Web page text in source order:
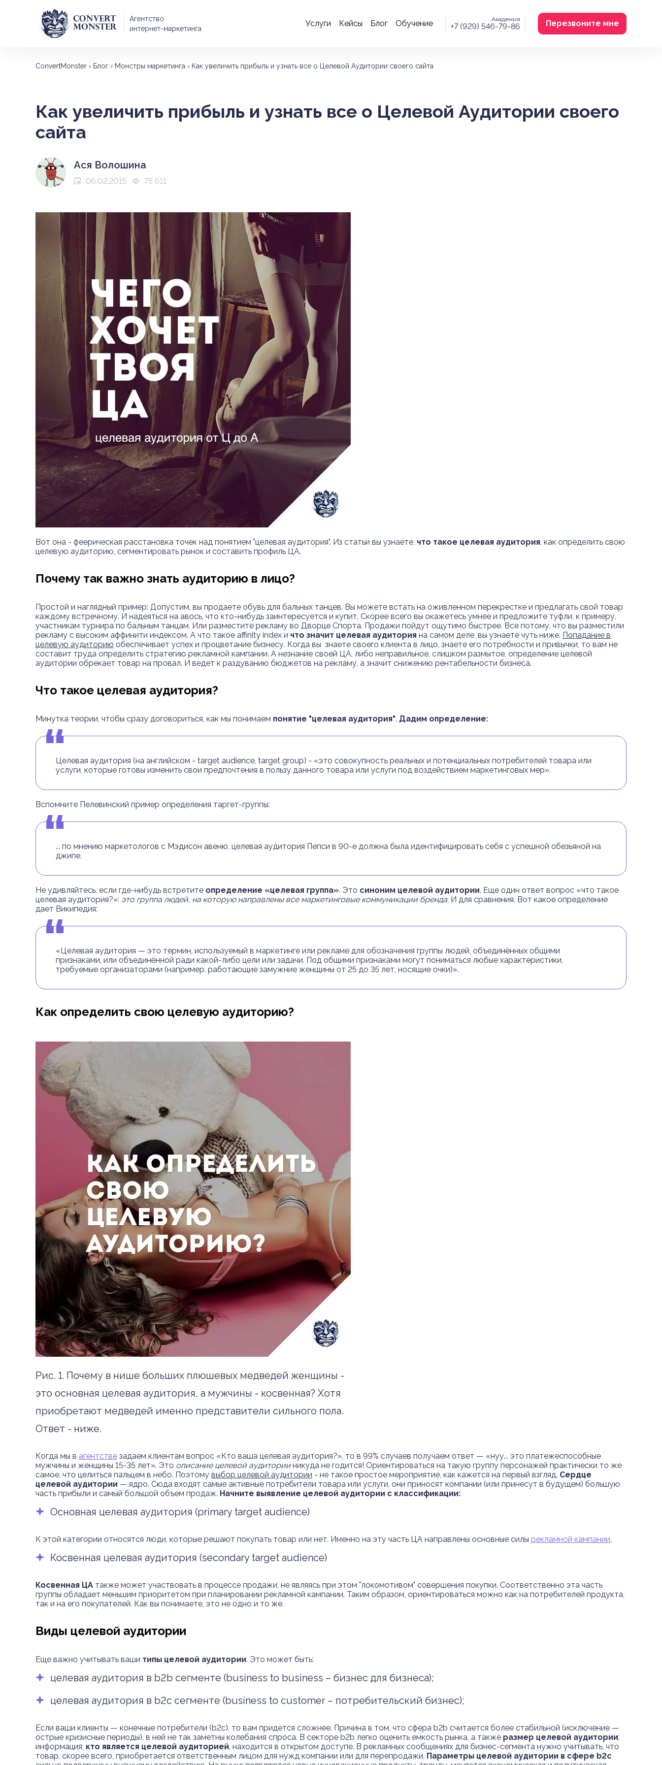
Агентство
интернет-маркетинга
Услуги Кейсы Блог Обучение Академия
+7 (929) 546-79-86 Перезвоните мне
ConvertMonster › Блог › Монстры маркетинга › Как увеличить прибыль и узнать все о Целевой Аудитории своего сайта
Как увеличить прибыль и узнать все о Целевой Аудитории своего
сайта
Ася Волошина
06.02.2015 75 611
Вот она - феерическая расстановка точек над понятием "целевая аудитория". Из статьи вы узнаете, что такое целевая аудитория, как определить свою
целевую аудиторию, сегментировать рынок и составить профиль ЦА.
Почему так важно знать аудиторию в лицо?
Простой и наглядный пример: Допустим, вы продаете обувь для бальных танцев. Вы можете встать на оживленном перекрестке и предлагать свой товар
каждому встречному. И надеяться на авось, что кто-нибудь заинтересуется и купит. Скорее всего вы окажетесь умнее и предложите туфли, к примеру,
участникам турнира по бальным танцам. Или разместите рекламу во Дворце Спорта. Продажи пойдут ощутимо быстрее. Все потому, что вы разместили
рекламу с высоким аффинити индексом. А что такое affinity index и что значит целевая аудитория на самом деле, вы узнаете чуть ниже. Попадание в
целевую аудиторию обеспечивает успех и процветание бизнесу. Когда вы знаете своего клиента в лицо, знаете его потребности и привычки, то вам не
составит труда определить стратегию рекламной кампании. А незнание своей ЦА, либо неправильное, слишком размытое, определение целевой
аудитории обрекает товар на провал. И ведет к раздуванию бюджетов на рекламу, а значит снижению рентабельности бизнеса.
Что такое целевая аудитория?
Минутка теории, чтобы сразу договориться, как мы понимаем понятие "целевая аудитория". Дадим определение:
Целевая аудитория (на английском - target audience, target group) - «это совокупность реальных и потенциальных потребителей товара или
услуги, которые готовы изменить свои предпочтения в пользу данного товара или услуги под воздействием маркетинговых мер».
Вспомните Пелевинский пример определения таргет-группы:
... по мнению маркетологов с Мэдисон авеню, целевая аудитория Пепси в 90-е должна была идентифицировать себя с успешной обезьяной на
джипе.
Не удивляйтесь, если где-нибудь встретите определение «целевая группа». Это синоним целевой аудитории. Еще один ответ вопрос «что такое
целевая аудитория?»: это группа людей, на которую направлены все маркетинговые коммуникации бренда. И для сравнения. Вот какое определение
дает Википедия:
«Целевая аудитория — это термин, используемый в маркетинге или рекламе для обозначения группы людей, объединённых общими
признаками, или объединённой ради какой-либо цели или задачи. Под общими признаками могут пониматься любые характеристики,
требуемые организаторами (например, работающие замужние женщины от 25 до 35 лет, носящие очки)».
Как определить свою целевую аудиторию?
Рис. 1. Почему в нише больших плюшевых медведей женщины -
это основная целевая аудитория, а мужчины - косвенная? Хотя
приобретают медведей именно представители сильного пола.
Ответ - ниже.
Когда мы в агентстве задаем клиентам вопрос «Кто ваша целевая аудитория?», то в 99% случаев получаем ответ — «нуу... это платежеспособные
мужчины и женщины 15-35 лет». Это описание целевой аудиторииникуда не годится! Ориентироваться на такую группу персонажей практически то же
самое, что целиться пальцем в небо. Поэтому выбор целевой аудитории - не такое простое мероприятие, как кажется на первый взгляд. Сердце
целевой аудитории — ядро. Сюда входят самые активные потребители товара или услуги, они приносят компании (или принесут в будущем) большую
часть прибыли и самый большой объем продаж. Начните выявление целевой аудитории с классификации:
Основная целевая аудитория (primary target audience)
К этой категории относятся люди, которые решают покупать товар или нет. Именно на эту часть ЦА направлены основные силы рекламной кампании.
Косвенная целевая аудитория (secondary target audience)
Косвенная ЦА также может участвовать в процессе продажи, не являясь при этом "локомотивом" совершения покупки. Соответственно эта часть
группы обладает меньшим приоритетом при планировании рекламной кампании. Таким образом, ориентироваться можно как на потребителей продукта,
так и на его покупателей. Как вы понимаете, это не одно и то же.
Виды целевой аудитории
Еще важно учитывать ваши типы целевой аудитории. Это может быть:
целевая аудитория в b2b сегменте (business to business – бизнес для бизнеса);
целевая аудитория в b2c сегменте (business to customer – потребительский бизнес);
Если ваши клиенты — конечные потребители (b2c), то вам придется сложнее. Причина в том, что сфера b2b считается более стабильной (исключение —
острые кризисные периоды), в ней не так заметны колебания спроса. В секторе b2b легко оценить емкость рынка, а также размер целевой аудитории:
информация, кто является целевой аудиторией, находится в открытом доступе. В рекламных сообщениях для бизнес-сегмента нужно учитывать, что
товар, скорее всего, приобретается ответственным лицом для нужд компании или для перепродажи. Параметры целевой аудитории в сфере b2c